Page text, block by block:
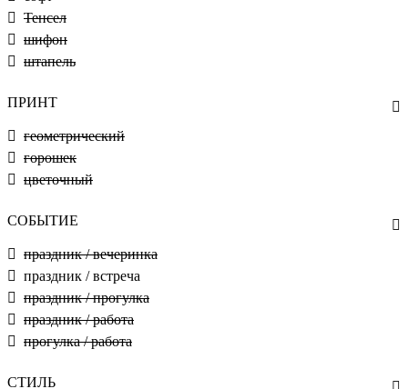
Тенсел
шифон
штапель
ПРИНТ
геометрический
горошек
цветочный
СОБЫТИЕ
праздник / вечеринка
праздник / встреча
праздник / прогулка
праздник / работа
прогулка / работа
СТИЛЬ